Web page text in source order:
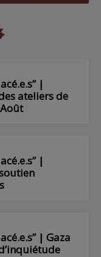
|
ateliers de
|
| Gaza